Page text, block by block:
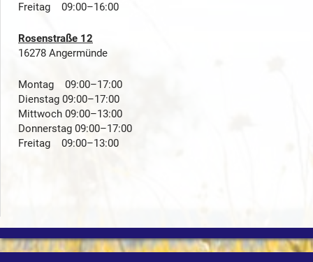
Freitag 09:00–16:00
Rosenstraße 12
16278 Angermünde
Montag 09:00–17:00
Dienstag 09:00–17:00
Mittwoch 09:00–13:00
Donnerstag 09:00–17:00
Freitag 09:00–13:00